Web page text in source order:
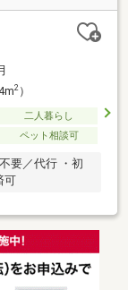
2）
二人暮らし
ペット相談可
要／代行 ・初
可